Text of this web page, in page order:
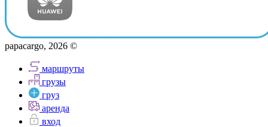
papacargo, 2026 ©
маршруты
грузы
груз
аренда
вход